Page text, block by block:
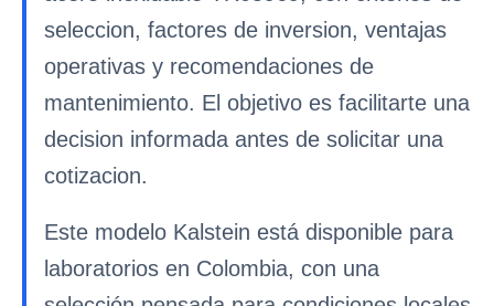
seleccion, factores de inversion, ventajas
operativas y recomendaciones de
mantenimiento. El objetivo es facilitarte una
decision informada antes de solicitar una
cotizacion.
Este modelo Kalstein está disponible para
laboratorios en Colombia, con una